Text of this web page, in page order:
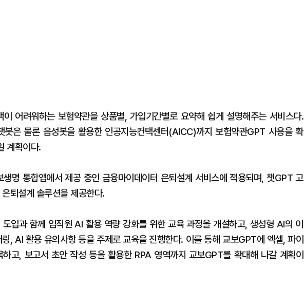
어려워하는 보험약관을 상품별, 가입기간별로 요약해 쉽게 설명해주는 서비스다.
봇은 물론 음성봇을 활용한 인공지능컨택센터(AICC)까지 보험약관GPT 사용을 확
계획이다.
명 통합앱에서 제공 중인 금융마이데이터 은퇴설계 서비스에 적용되며, 챗GPT 고
퇴설계 솔루션을 제공한다.
입과 함께 임직원 AI 활용 역량 강화를 위한 교육 과정을 개설하고, 생성형 AI의 이
, AI 활용 유의사항 등을 주제로 교육을 진행한다. 이를 통해 교보GPT에 엑셀, 파이
고, 보고서 초안 작성 등을 활용한 RPA 영역까지 교보GPT를 확대해 나갈 계획이